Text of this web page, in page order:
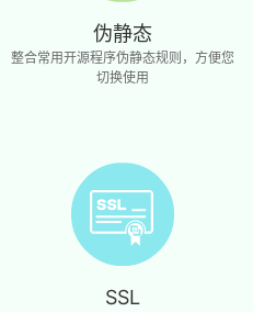
伪静态
整合常用开源程序伪静态规则，方便您
切换使用
SSL